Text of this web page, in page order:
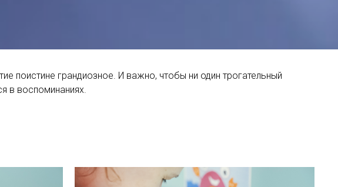
поистине грандиозное. И важно, чтобы ни один трогательный
в воспоминаниях.